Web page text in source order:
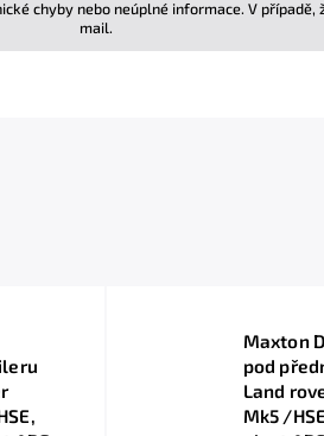
chyby nebo neúplné informace. V
mail.
Maxton
pod
Land
Mk5 /